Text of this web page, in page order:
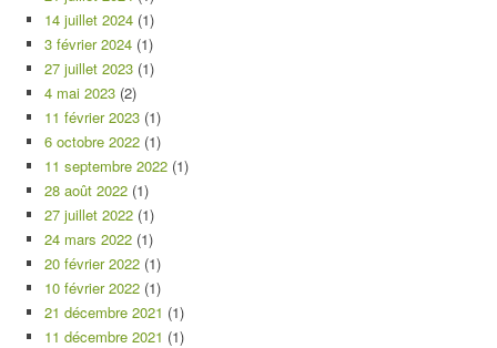
14 juillet 2024 (1)
3 février 2024 (1)
27 juillet 2023 (1)
4 mai 2023 (2)
11 février 2023 (1)
6 octobre 2022 (1)
11 septembre 2022 (1)
28 août 2022 (1)
27 juillet 2022 (1)
24 mars 2022 (1)
20 février 2022 (1)
10 février 2022 (1)
21 décembre 2021 (1)
11 décembre 2021 (1)